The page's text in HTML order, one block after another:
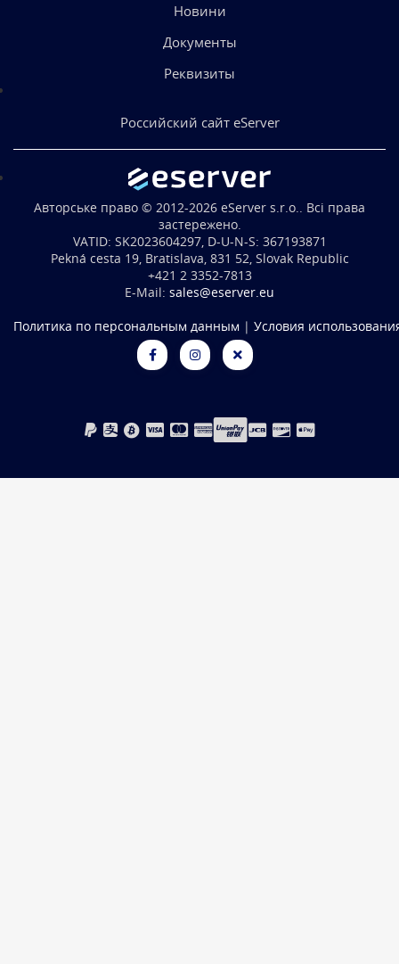
Новини
Документы
Реквизиты
Российский сайт eServer
Авторське право © 2012-2026 eServer s.r.o.. Всі права
застережено.
VATID: SK2023604297, D-U-N-S: 367193871
Pekná cesta 19, Bratislava, 831 52, Slovak Republic
+421 2 3352-7813
E-Mail: sales@eserver.eu
Политика по персональным данным | Условия